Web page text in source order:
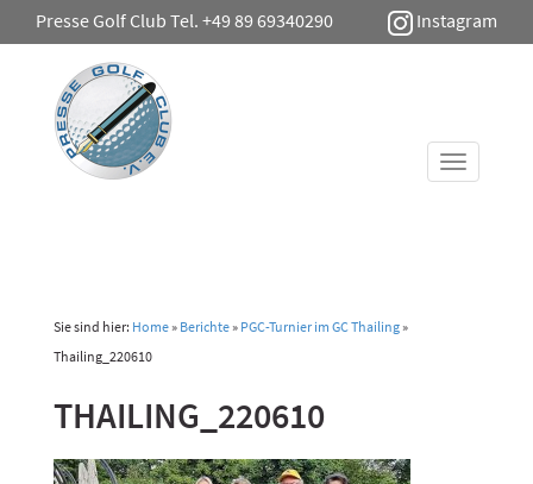
Presse Golf Club Tel. +49 89 69340290 Instagram
Toggle
Sie sind hier: Home» Berichte» PGC-Turnier im GC Thailing»
Thailing_220610
THAILING_220610